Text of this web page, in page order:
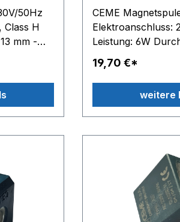
50Hz
mm -
13 mm
H 36,8
CEME
Elektroanschluss:
Leistung: 6W
Kernloch
Befestigung mit Mutter
H
19,70 €*
weitere